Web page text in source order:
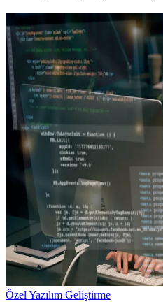
Özel Yazılım Geliştirme